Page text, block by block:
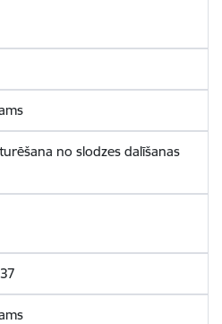
no slodzes dalīšanas